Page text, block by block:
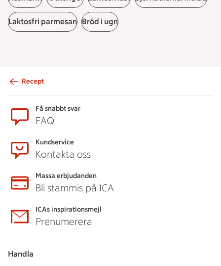
Laktosfri parmesan Bröd i ugn
Recept
Få snabbt svar
FAQ
Kundservice
Kontakta oss
Massa erbjudanden
Bli stammis på ICA
ICAs inspirationsmejl
Prenumerera
Handla